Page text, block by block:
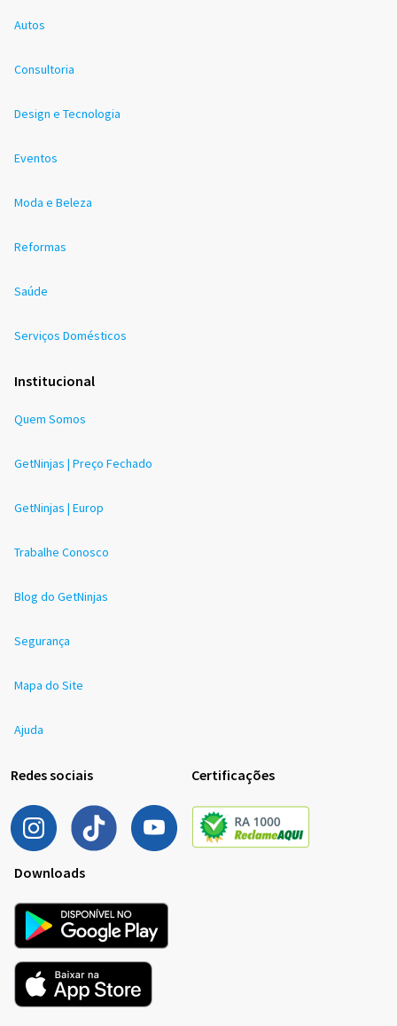
Autos
Consultoria
Design e Tecnologia
Eventos
Moda e Beleza
Reformas
Saúde
Serviços Domésticos
Institucional
Quem Somos
GetNinjas | Preço Fechado
GetNinjas | Europ
Trabalhe Conosco
Blog do GetNinjas
Segurança
Mapa do Site
Ajuda
Redes sociais Certificações
Downloads